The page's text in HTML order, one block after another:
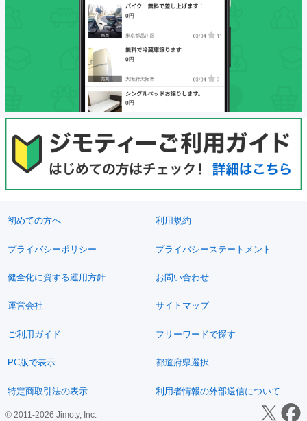
初めての方へ 利用規約
プライバシーポリシー プライバシーステートメント
健全化に資する運用方針 お問い合わせ
運営会社 サイトマップ
ご利用ガイド フリーワードで探す
PC版で表示 都道府県選択
特定商取引法の表示 利用者情報の外部送信について
© 2011-2026 Jimoty, Inc.